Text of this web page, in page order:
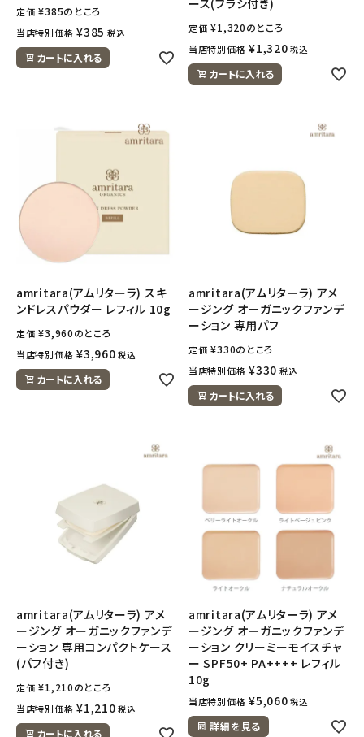
定価 ¥385のところ
当店特別価格 ¥385 税込
カートに入れる
定価 ¥1,320のところ
当店特別価格 ¥1,320 税込
カートに入れる
amritara(アムリターラ) スキ
ンドレスパウダー レフィル 10g
定価 ¥3,960のところ
当店特別価格 ¥3,960 税込
カートに入れる
amritara(アムリターラ) アメ
ージング オーガニックファンデ
ーション 専用パフ
定価 ¥330のところ
当店特別価格 ¥330 税込
カートに入れる
amritara(アムリターラ) アメ
ージング オーガニックファンデ
ーション 専用コンパクトケース
(パフ付き)
定価 ¥1,210のところ
当店特別価格 ¥1,210 税込
カートに入れる
amritara(アムリターラ) アメ
ージング オーガニックファンデ
ーション クリーミーモイスチャ
ー SPF50+ PA++++ レフィル
10g
当店特別価格 ¥5,060 税込
詳細を見る